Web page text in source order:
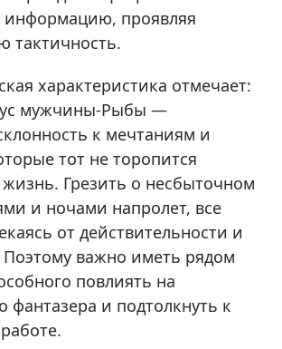
информацию, проявляя
тактичность.
характеристика отмечает:
мужчины-Рыбы —
к мечтаниям и
тот не торопится
Грезить о несбыточном
и ночами напролет, все
от действительности и
Поэтому важно иметь рядом
повлиять на
фантазера и подтолкнуть к